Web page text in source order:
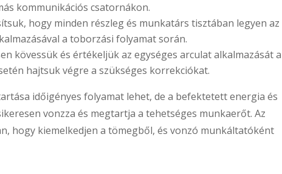
kommunikációs csatornákon.
hogy minden részleg és munkatárs tisztában legyen az
a toborzási folyamat során.
kövessük és értékeljük az egységes arculat alkalmazását a
hajtsuk végre a szükséges korrekciókat.
időigényes folyamat lehet, de a befektetett energia és
vonzza és megtartja a tehetséges munkaerőt. Az
hogy kiemelkedjen a tömegből, és vonzó munkáltatóként